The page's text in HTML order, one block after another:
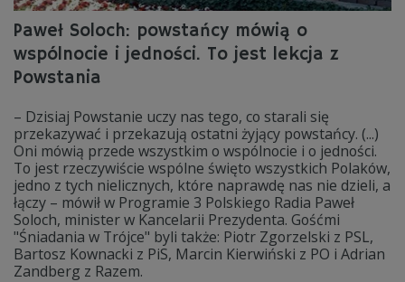
Paweł Soloch: powstańcy mówią o
wspólnocie i jedności. To jest lekcja z
Powstania
– Dzisiaj Powstanie uczy nas tego, co starali się
przekazywać i przekazują ostatni żyjący powstańcy. (...)
Oni mówią przede wszystkim o wspólnocie i o jedności.
To jest rzeczywiście wspólne święto wszystkich Polaków,
jedno z tych nielicznych, które naprawdę nas nie dzieli, a
łączy – mówił w Programie 3 Polskiego Radia Paweł
Soloch, minister w Kancelarii Prezydenta. Gośćmi
"Śniadania w Trójce" byli także: Piotr Zgorzelski z PSL,
Bartosz Kownacki z PiS, Marcin Kierwiński z PO i Adrian
Zandberg z Razem.